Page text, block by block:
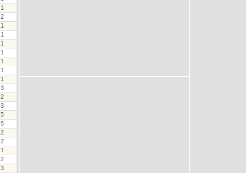
1
2
1
1
1
1
1
1
1
3
2
3
5
5
2
2
1
2
3